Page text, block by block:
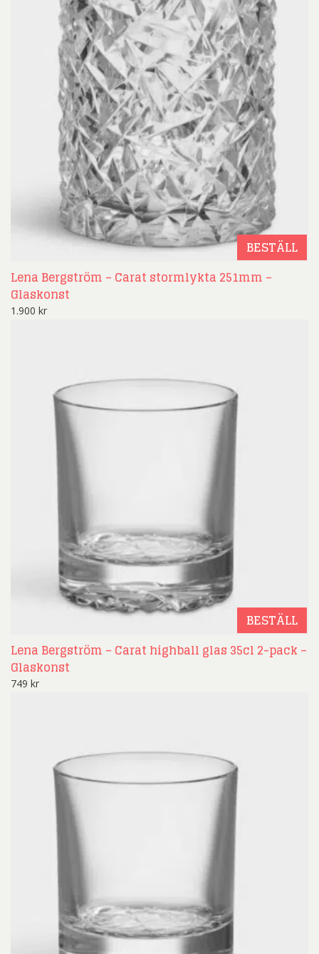
BESTÄLL
Lena Bergström – Carat stormlykta 251mm –
Glaskonst
1.900 kr
BESTÄLL
Lena Bergström – Carat highball glas 35cl 2-pack –
Glaskonst
749 kr